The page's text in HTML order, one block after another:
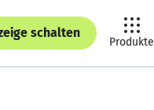
schalten
Produkte